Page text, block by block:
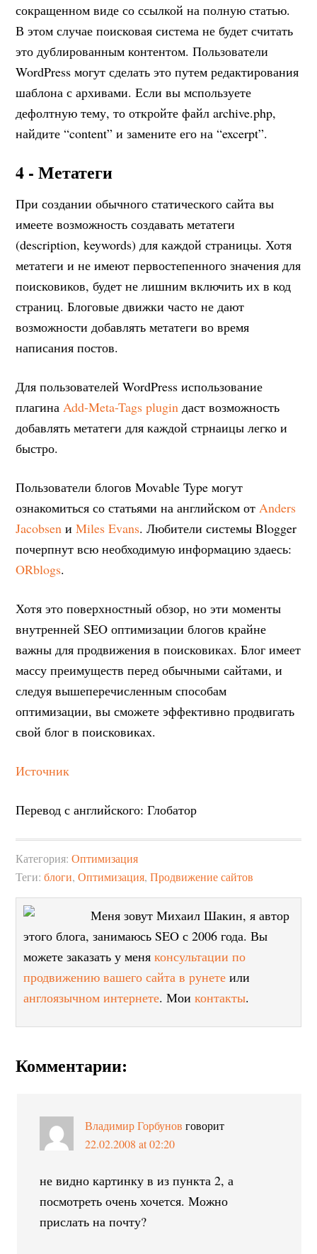
сокращенном виде со ссылкой на полную статью.
В этом случае поисковая система не будет считать
это дублированным контентом. Пользователи
WordPress могут сделать это путем редактирования
шаблона с архивами. Если вы мспользуете
дефолтную тему, то откройте файл archive.php,
найдите “content” и замените его на “excerpt”.
4 - Метатеги
При создании обычного статического сайта вы
имеете возможность создавать метатеги
(description, keywords) для каждой страницы. Хотя
метатеги и не имеют первостепенного значения для
поисковиков, будет не лишним включить их в код
страниц. Блоговые движки часто не дают
возможности добавлять метатеги во время
написания постов.
Для пользователей WordPress использование
плагинаAdd-Meta-Tags plugin даст возможность
добавлять метатеги для каждой стрнаицы легко и
быстро.
Пользователи блогов Movable Type могут
ознакомиться со статьями на английском отAnders
Jacobsen иMiles Evans. Любители системы Blogger
почерпнут всю необходимую информацию здаесь:
ORblogs.
Хотя это поверхностный обзор, но эти моменты
внутренней SEO оптимизации блогов крайне
важны для продвижения в поисковиках. Блог имеет
массу преимуществ перед обычными сайтами, и
следуя вышеперечисленным способам
оптимизации, вы сможете эффективно продвигать
свой блог в поисковиках.
Источник
Перевод с английского: Глобатор
Категория:Оптимизация
Теги:блоги,Оптимизация,Продвижение сайтов
Меня зовут Михаил Шакин, я автор
этого блога, занимаюсь SEO с 2006 года. Вы
можете заказать у меняконсультации по
продвижению вашего сайта в рунете или
англоязычном интернете. Моиконтакты.
Комментарии:
Владимир Горбунов говорит
22.02.2008 at 02:20
не видно картинку в из пункта 2, а
посмотреть очень хочется. Можно
прислать на почту?